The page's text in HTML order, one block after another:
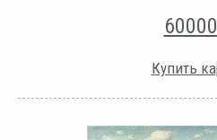
60000
Купить